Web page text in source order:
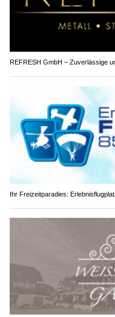
REFRESH GmbH – Zuverlässige
Ihr Freizeitparadies: